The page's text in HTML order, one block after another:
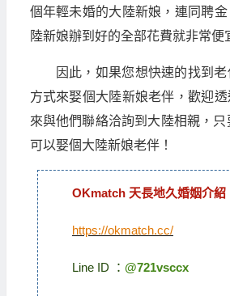
個年輕未婚的大陸新娘，連同聘
陸新娘辦到好的全部花費就非常便
因此，如果您想快速的找到
方式來娶個大陸新娘老伴，歡迎透
來與他們聯絡洽詢到大陸相親，
可以娶個大陸新娘老伴！
OKmatch 天長地久婚姻介紹
https://okmatch.cc/
Line ID ： @721vsccx